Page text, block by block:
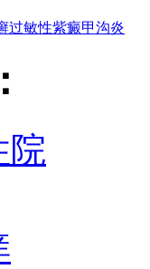
过敏性紫癜甲沟炎
院